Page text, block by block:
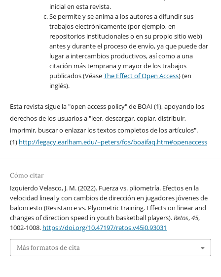
inicial en esta revista.
Se permite y se anima a los autores a difundir sus
trabajos electrónicamente (por ejemplo, en
repositorios institucionales o en su propio sitio web)
antes y durante el proceso de envío, ya que puede dar
lugar a intercambios productivos, así como a una
citación más temprana y mayor de los trabajos
publicados (VéaseThe Effect of Open Access) (en
inglés).
Esta revista sigue la "open access policy" de BOAI (1), apoyando los
derechos de los usuarios a "leer, descargar, copiar, distribuir,
imprimir, buscar o enlazar los textos completos de los artículos".
(1) http://legacy.earlham.edu/~peters/fos/boaifaq.htm#openaccess
Cómo citar
Izquierdo Velasco, J. M. (2022). Fuerza vs. pliometría. Efectos en la
velocidad lineal y con cambios de dirección en jugadores jóvenes de
baloncesto (Resistance vs. Plyometric training. Effects on linear and
changes of direction speed in youth basketball players).Retos,45,
1002-1008. https://doi.org/10.47197/retos.v45i0.93031
Más formatos de cita